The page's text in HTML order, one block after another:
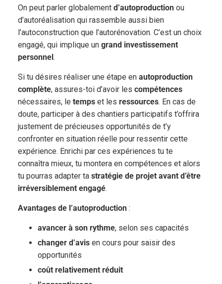
On peut parler globalement d’autoproductionou
d’autoréalisation qui rassemble aussi bien
l’autoconstruction que l’autorénovation. C’est un choix
engagé, qui implique un grand investissement
personnel.
Si tu désires réaliser une étape en autoproduction
complète, assures-toi d’avoir les compétences
nécessaires, le tempset les ressources. En cas de
doute, participer à des chantiers participatifs t’offrira
justement de précieuses opportunités de t’y
confronter en situation réelle pour ressentir cette
expérience. Enrichi par ces expériences tu te
connaîtra mieux, tu montera en compétences et alors
tu pourras adapter ta stratégie de projet avant d’être
irréversiblement engagé.
Avantages de l’autoproduction:
avancer à son rythme, selon ses capacités
changer d’avisen cours pour saisir des
opportunités
coût relativement réduit